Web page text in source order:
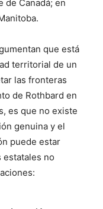
de Canadá; en
que está
territorial de un
las fronteras
de Rothbard en
es que no existe
genuina y el
puede estar
estatales no